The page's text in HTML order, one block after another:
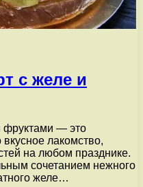
с желе и
фруктами — это
лакомство,
на любом празднике.
сочетанием нежного
желе…